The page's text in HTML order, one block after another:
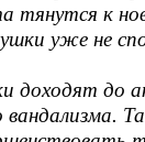
тянутся к
уже не
доходят до
вандализма.